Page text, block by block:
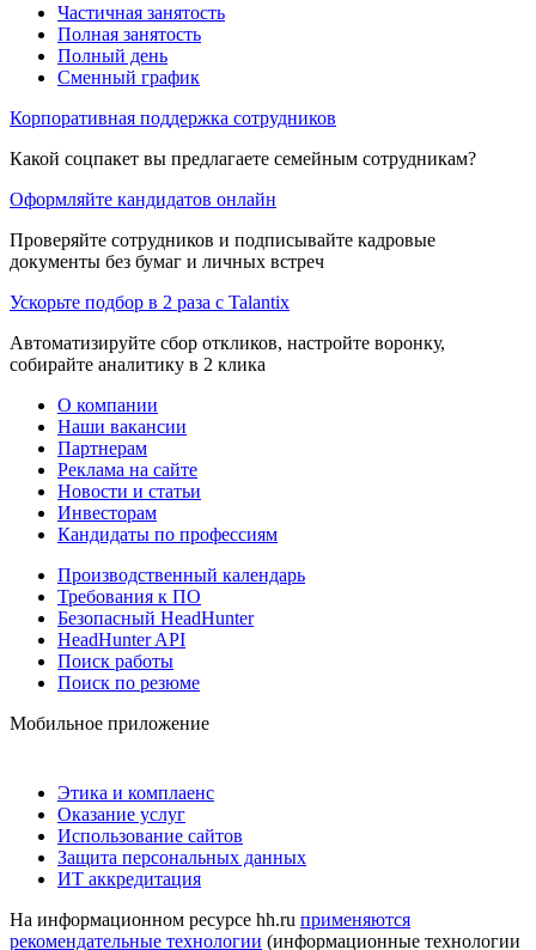
Частичная занятость
Полная занятость
Полный день
Сменный график
Корпоративная поддержка сотрудников
Какой соцпакет вы предлагаете семейным сотрудникам?
Оформляйте кандидатов онлайн
Проверяйте сотрудников и подписывайте кадровые
документы без бумаг и личных встреч
Ускорьте подбор в 2 раза с Talantix
Автоматизируйте сбор откликов, настройте воронку,
собирайте аналитику в 2 клика
О компании
Наши вакансии
Партнерам
Реклама на сайте
Новости и статьи
Инвесторам
Кандидаты по профессиям
Производственный календарь
Требования к ПО
Безопасный HeadHunter
HeadHunter API
Поиск работы
Поиск по резюме
Мобильное приложение
Этика и комплаенс
Оказание услуг
Использование сайтов
Защита персональных данных
ИТ аккредитация
На информационном ресурсе hh.ru применяются
рекомендательные технологии (информационные технологии